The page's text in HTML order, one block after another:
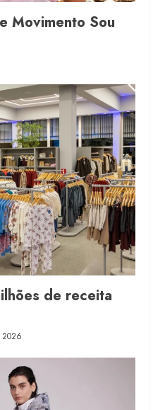
Movimento Sou
de receita